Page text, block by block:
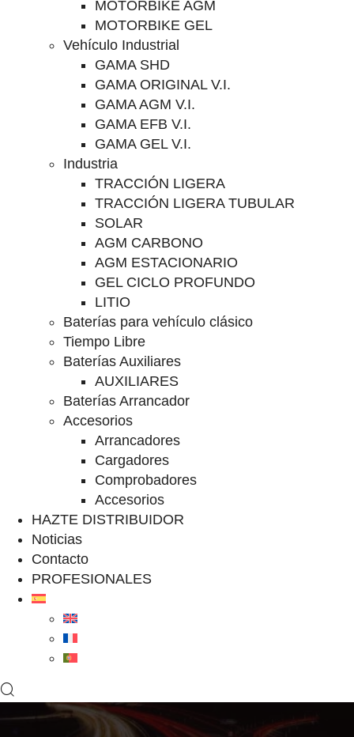
MOTORBIKE AGM
MOTORBIKE GEL
Vehículo Industrial
GAMA SHD
GAMA ORIGINAL V.I.
GAMA AGM V.I.
GAMA EFB V.I.
GAMA GEL V.I.
Industria
TRACCIÓN LIGERA
TRACCIÓN LIGERA TUBULAR
SOLAR
AGM CARBONO
AGM ESTACIONARIO
GEL CICLO PROFUNDO
LITIO
Baterías para vehículo clásico
Tiempo Libre
Baterías Auxiliares
AUXILIARES
Baterías Arrancador
Accesorios
Arrancadores
Cargadores
Comprobadores
Accesorios
HAZTE DISTRIBUIDOR
Noticias
Contacto
PROFESIONALES